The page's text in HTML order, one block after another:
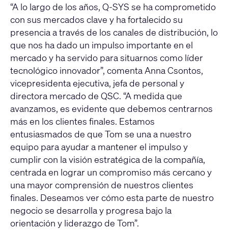
“A lo largo de los años, Q-SYS se ha comprometido
con sus mercados clave y ha fortalecido su
presencia a través de los canales de distribución, lo
que nos ha dado un impulso importante en el
mercado y ha servido para situarnos como líder
tecnológico innovador”, comenta Anna Csontos,
vicepresidenta ejecutiva, jefa de personal y
directora mercado de QSC. “A medida que
avanzamos, es evidente que debemos centrarnos
más en los clientes finales. Estamos
entusiasmados de que Tom se una a nuestro
equipo para ayudar a mantener el impulso y
cumplir con la visión estratégica de la compañía,
centrada en lograr un compromiso más cercano y
una mayor comprensión de nuestros clientes
finales. Deseamos ver cómo esta parte de nuestro
negocio se desarrolla y progresa bajo la
orientación y liderazgo de Tom”.